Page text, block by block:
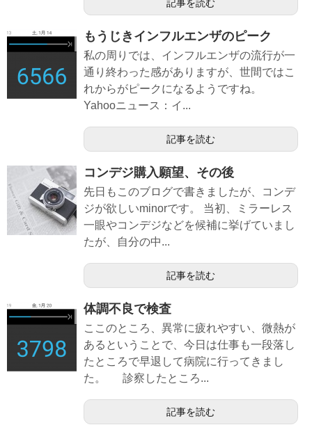
記事を読む
もうじきインフルエンザのピーク
私の周りでは、インフルエンザの流行が一
通り終わった感がありますが、世間ではこ
れからがピークになるようですね。
Yahooニュース：イ...
記事を読む
コンデジ購入願望、その後
先日もこのブログで書きましたが、コンデ
ジが欲しいminorです。 当初、ミラーレス
一眼やコンデジなどを候補に挙げていまし
たが、自分の中...
記事を読む
体調不良で検査
ここのところ、異常に疲れやすい、微熱が
あるということで、今日は仕事も一段落し
たところで早退して病院に行ってきまし
た。 診察したところ...
記事を読む